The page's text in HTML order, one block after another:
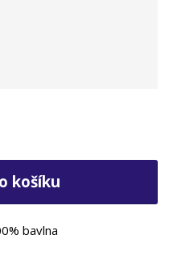
košíku
bavlna